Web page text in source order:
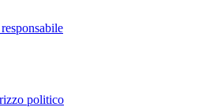
politico